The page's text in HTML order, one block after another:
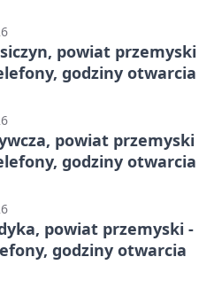
powiat przemyski
godziny otwarcia
powiat przemyski
godziny otwarcia
powiat przemyski -
godziny otwarcia